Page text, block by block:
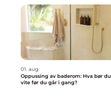
01. aug
Oppussing av baderom: Hva bør du
vite før du går i gang?